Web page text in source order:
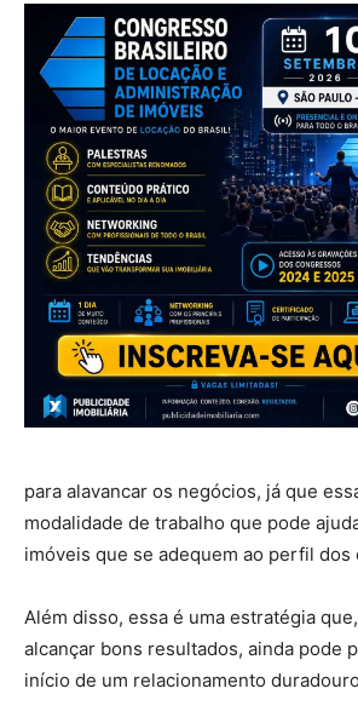
para alavancar os negócios, já que
modalidade de trabalho que pode
imóveis que se adequem ao perfil dos
Além disso, essa é uma estratégia
alcançar bons resultados, ainda pode
início de um relacionamento